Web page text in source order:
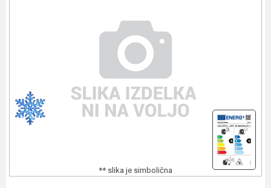
** slika je simbolična